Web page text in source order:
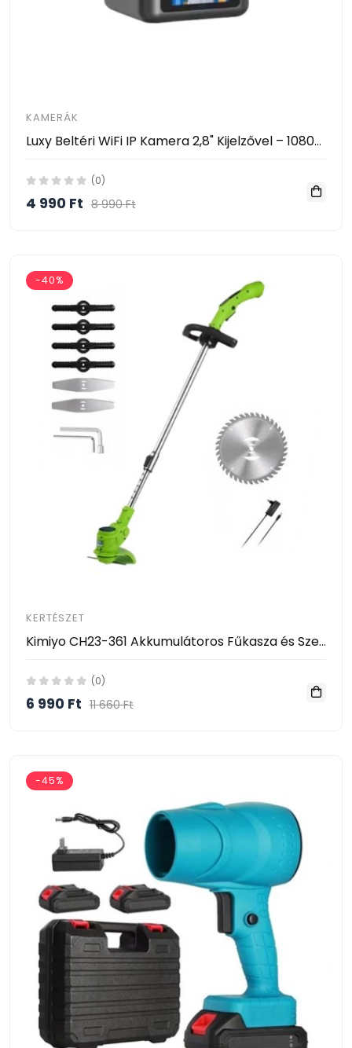
KAMERÁK
Luxy Beltéri WiFi IP Kamera 2,8" Kijelzővel – 1080P, AI Mozgásérzékelés, 360° Forgatható- Video Calling Smart Camera
(0)
4 990 Ft 8 990 Ft
-40%
KERTÉSZET
Kimiyo CH23-361 Akkumulátoros Fűkasza és Szegélynyíró 24V – 2 Akkumulátorral
(0)
6 990 Ft 11 660 Ft
-45%